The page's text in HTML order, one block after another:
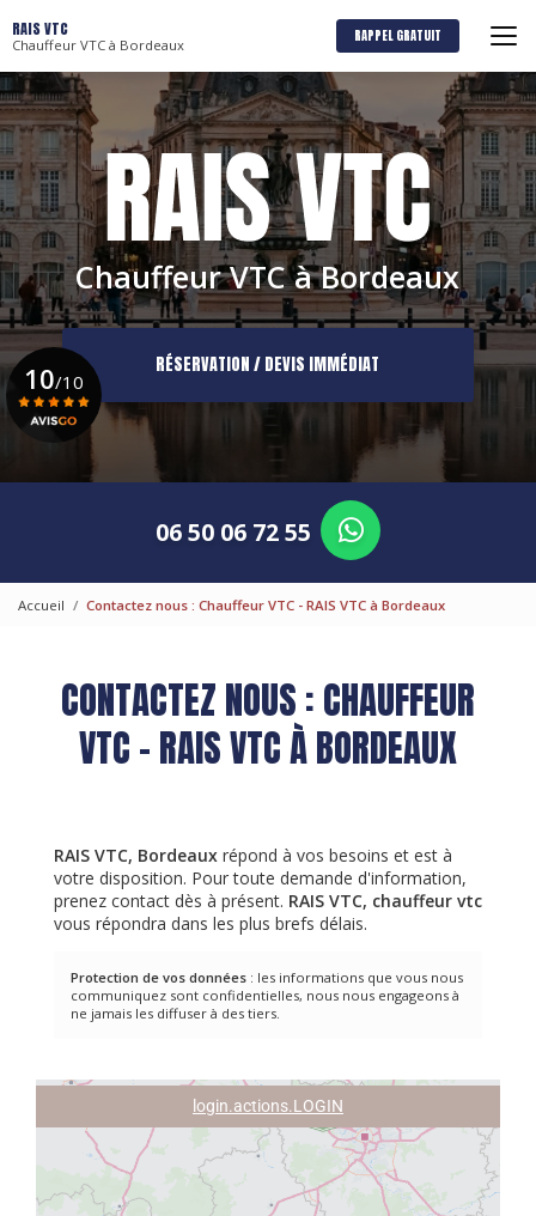
au
contenu
principal
RAIS VTC
Chauffeur VTC à Bordeaux RAPPEL GRATUIT
Chauffeur VTC à Bordeaux
RÉSERVATION / DEVIS IMMÉDIAT
06 50 06 72 55
10/10
Accueil Contactez nous : Chauffeur VTC - RAIS VTC à Bordeaux
CONTACTEZ NOUS : CHAUFFEUR
VTC - RAIS VTC À BORDEAUX
RAIS VTC, Bordeaux répond à vos besoins et est à
votre disposition. Pour toute demande d'information,
prenez contact dès à présent. RAIS VTC, chauffeur vtc
vous répondra dans les plus brefs délais.
Protection de vos données : les informations que vous nous
communiquez sont confidentielles, nous nous engageons à
ne jamais les diffuser à des tiers.